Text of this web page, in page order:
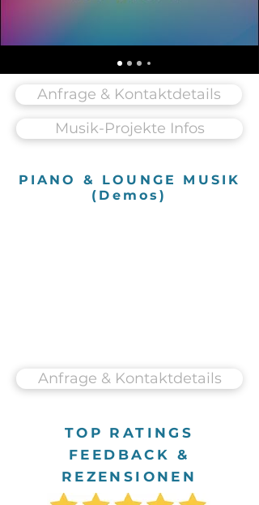
Anfrage & Kontaktdetails
Musik-Projekte Infos
PIANO & LOUNGE MUSIK
(Demos)
Anfrage & Kontaktdetails
TOP RATINGS
FEEDBACK &
REZENSIONEN